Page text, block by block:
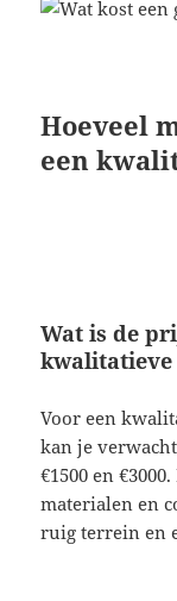
Hoeveel
een
Wat is de
Voor een
kan je
€1500 en
materialen en
ruig terrein en